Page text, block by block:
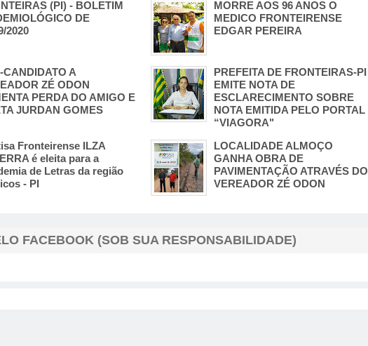
(PI) - BOLETIM
DE
2020
MORRE AOS 96 ANOS O
MEDICO FRONTEIRENSE
EDGAR PEREIRA
CANDIDATO A
ZÉ ODON
PERDA DO AMIGO E
JURDAN GOMES
PREFEITA DE FRONTEIRAS-PI
EMITE NOTA DE
ESCLARECIMENTO SOBRE
NOTA EMITIDA PELO PORTAL
“VIAGORA"
Fronteirense ILZA
é eleita para a
de Letras da região
- PI
LOCALIDADE ALMOÇO
GANHA OBRA DE
PAVIMENTAÇÃO ATRAVÉS DO
VEREADOR ZÉ ODON
FACEBOOK (SOB SUA RESPONSABILIDADE)